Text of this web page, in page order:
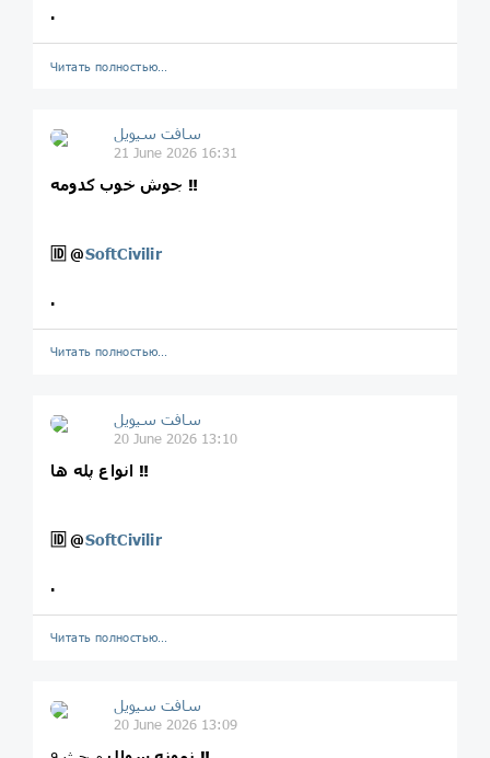
.
Читать полностью…
سافت سیویل
21 June 2026 16:31
جوش خوب کدومه ‼️
🆔@SoftCivilir
.
Читать полностью…
سافت سیویل
20 June 2026 13:10
انواع پله ها ‼️
🆔@SoftCivilir
.
Читать полностью…
سافت سیویل
20 June 2026 13:09